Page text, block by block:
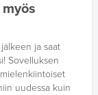
ja saat
Sovelluksen
uudessa kuin